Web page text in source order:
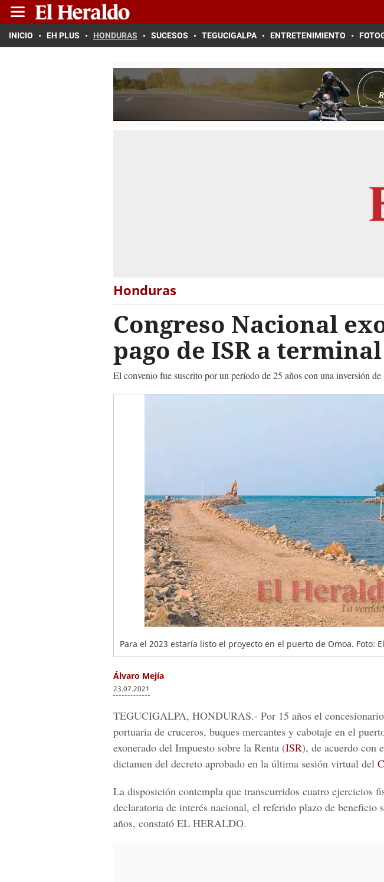
INICIO EH PLUS HONDURAS SUCESOS TEGUCIGALPA ENTRETENIMIENTO
Honduras
Congreso Nacional
pago de ISR a
El convenio fue suscrito por un período de 25 años con una inversión
Para el 2023 estaría listo el proyecto en el puerto de Omoa. Foto:
Álvaro Mejía
23.07.2021
TEGUCIGALPA, HONDURAS.- Por 15 años el
portuaria de cruceros, buques mercantes y cabotaje en el
exonerado del Impuesto sobre la Renta (ISR), de acuerdo con
dictamen del decreto aprobado en la última sesión virtual del
La disposición contempla que transcurridos cuatro ejercicios
declaratoria de interés nacional, el referido plazo de beneficio
años, constató EL HERALDO.